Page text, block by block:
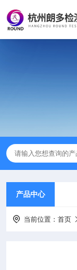
产品中心
当前位置：首页